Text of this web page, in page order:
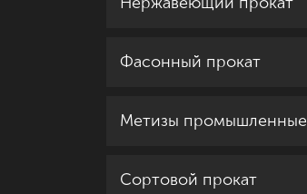
Фасонный прокат
Метизы промышленные
Сортовой прокат